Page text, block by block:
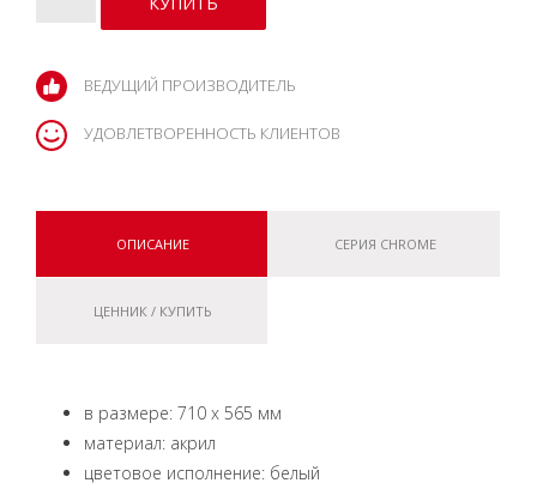
ВЕДУЩИЙ ПРОИЗВОДИТЕЛЬ
УДОВЛЕТВОРЕННОСТЬ КЛИЕНТОВ
ОПИСАНИЕ СЕРИЯ CHROME
ЦЕННИК / КУПИТЬ
в размере: 710 x 565 мм
материал: акрил
цветовое исполнение: белый